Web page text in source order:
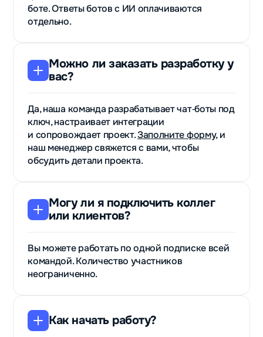
боте. Ответы ботов с ИИ оплачиваются
отдельно.
Можно ли заказать разработку у
вас?
Да, наша команда разрабатывает чат‑боты под
ключ, настраивает интеграции
и сопровождает проект.Заполните форму, и
наш менеджер свяжется с вами, чтобы
обсудить детали проекта.
Могу ли я подключить коллег
или клиентов?
Вы можете работать по одной подписке всей
командой. Количество участников
неограниченно.
Как начать работу?